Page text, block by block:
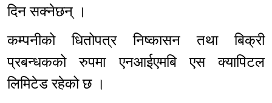
दिन सक्नेछन् ।
कम्पनीको धितोपत्र निष्कासन तथा बिक्री
प्रबन्धकको रुपमा एनआईएमबि एस क्यापिटल
लिमिटेड रहेको छ ।